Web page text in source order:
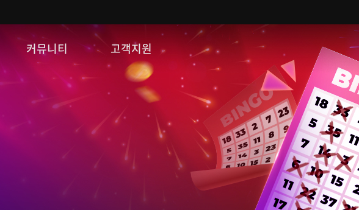
커뮤니티
자유게시판
이미지게시판
공략 게시판
고객지원
FAQ
쿠폰등록